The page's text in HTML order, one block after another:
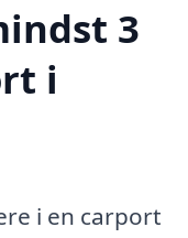
3
i
i en carport